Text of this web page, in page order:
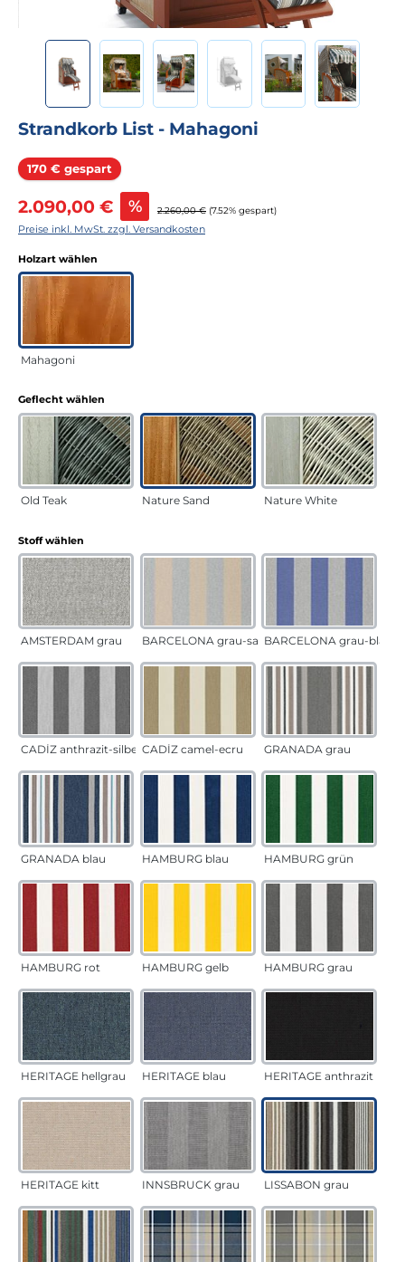
Strandkorb List - Mahagoni
170 € gespart Rabatt
Verkaufspreis:
2.090,00 € % Regulärer Preis:
2.260,00 € (7.52% gespart)
Preise inkl. MwSt. zzgl. Versandkosten
Holzart wählen
Mahagoni
Geflecht wählen
Old Teak Nature Sand Nature White
Stoff wählen
AMSTERDAM grau BARCELONA grau-sandBARCELONA grau-blau
CADÍZ anthrazit-silber CADÍZ camel-ecru GRANADA grau
GRANADA blau HAMBURG blau HAMBURG grün
HAMBURG rot HAMBURG gelb HAMBURG grau
HERITAGE hellgrau HERITAGE blau HERITAGE anthrazit
HERITAGE kitt INNSBRUCK grau LISSABON grau